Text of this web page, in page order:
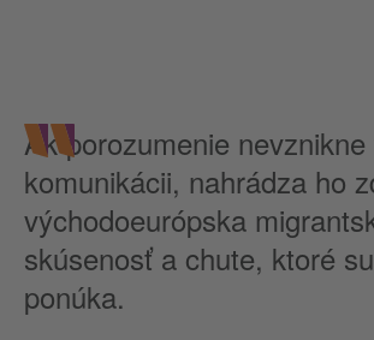
Ak porozumenie
komunikácii, nahrádza ho
východoeurópska
skúsenosť a chute, ktoré
ponúka.